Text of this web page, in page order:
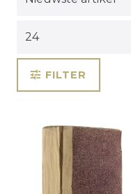
FILTER